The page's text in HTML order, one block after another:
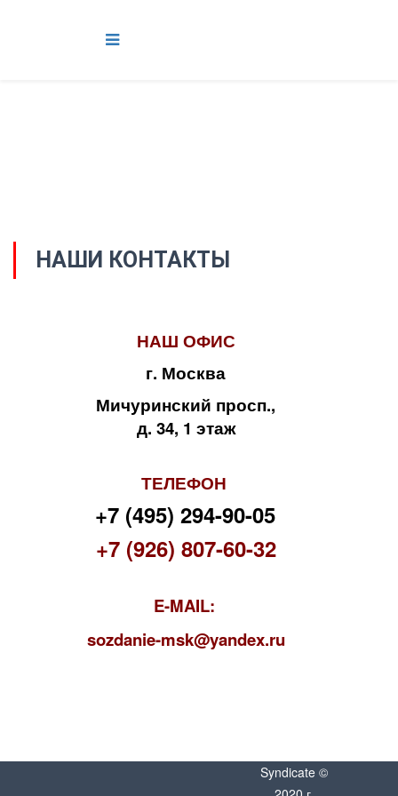
НАШИ КОНТАКТЫ
НАШ ОФИС
г. Москва
Мичуринский просп.,
д. 34, 1 этаж
ТЕЛЕФОН
+7 (495) 294-90-05
+7 (926) 807-60-32
E-MAIL:
sozdanie-msk@yandex.ru
Syndicate ©